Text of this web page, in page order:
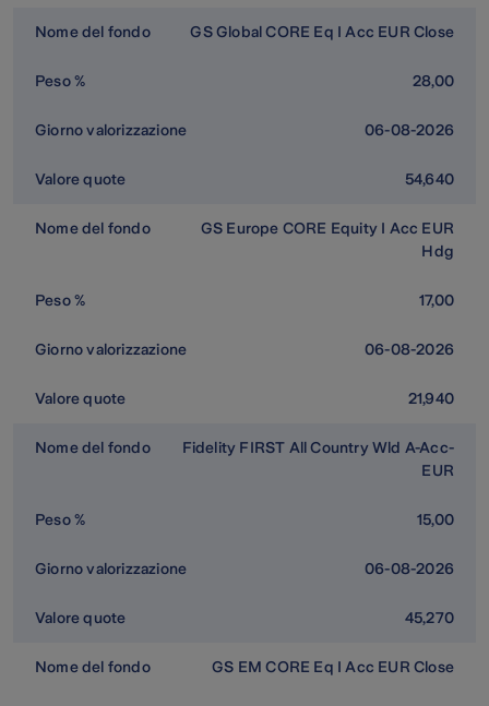
GS Global CORE Eq I Acc EUR Close
28,00
06-08-2026
54,640
GS Europe CORE Equity I Acc EUR
Hdg
17,00
06-08-2026
21,940
Fidelity FIRST All Country Wld A-Acc-
EUR
15,00
06-08-2026
45,270
GS EM CORE Eq I Acc EUR Close